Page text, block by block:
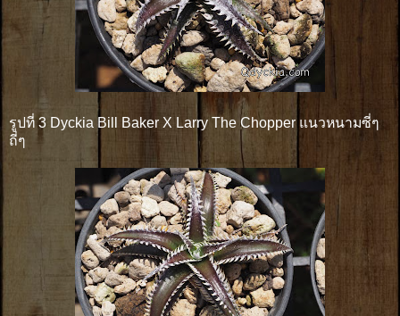
รูปที่ 3 Dyckia Bill Baker X Larry The Chopper แนวหนามซี่ๆ
ถี่ๆ